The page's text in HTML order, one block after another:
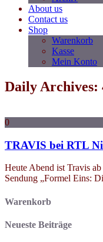
About us
Contact us
Shop
Warenkorb
Kasse
Mein Konto
Daily Archives:
0
TRAVIS bei RTL
Heute Abend ist Travis
Sendung „Formel Eins:
Warenkorb
Neueste Beiträge